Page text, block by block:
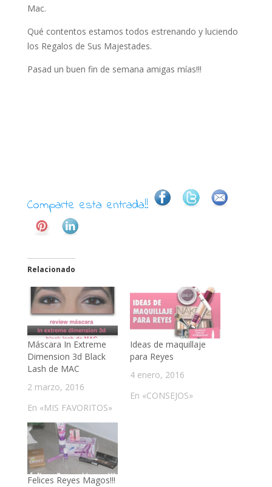
Mac.
Qué contentos estamos todos estrenando y luciendo
los Regalos de Sus Majestades.
Pasad un buen fin de semana amigas mías!!!
Comparte esta entrada!!
Relacionado
Máscara In Extreme
Dimension 3d Black
Lash de MAC
2 marzo, 2016
En «MIS FAVORITOS»
Ideas de maquillaje
para Reyes
4 enero, 2016
En «CONSEJOS»
Felices Reyes Magos!!!